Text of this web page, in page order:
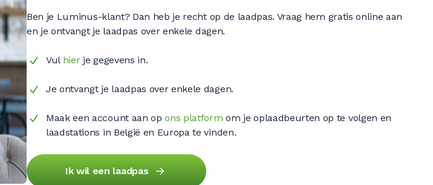
Ben je Luminus-klant? Dan heb je recht op de laadpas. Vraag hem gratis online aan
en je ontvangt je laadpas over enkele dagen.
Vul hierje gegevens in.
Je ontvangt je laadpas over enkele dagen.
Maak een account aan opons platform om je oplaadbeurten op te volgen en
laadstations in België en Europa te vinden.
Ik wil een laadpas